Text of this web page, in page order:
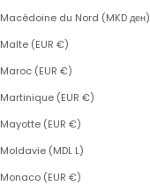
Macédoine du Nord (MKD ден)
Malte (EUR €)
Maroc (EUR €)
Martinique (EUR €)
Mayotte (EUR €)
Moldavie (MDL L)
Monaco (EUR €)